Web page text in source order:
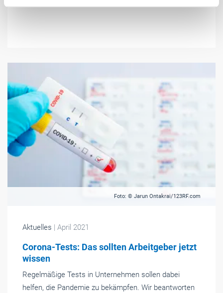
Foto: © Jarun Ontakrai/123RF.com
Aktuelles | April 2021
Corona-Tests: Das sollten Arbeitgeber jetzt
wissen
Regelmäßige Tests in Unternehmen sollen dabei
helfen, die Pandemie zu bekämpfen. Wir beantworten